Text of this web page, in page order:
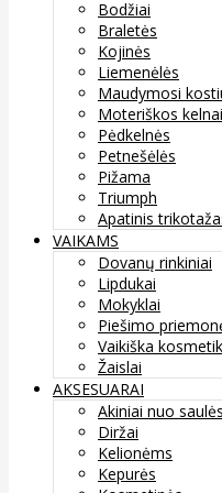
Bodžiai
Braletės
Kojinės
Liemenėlės
Maudymosi
Moteriškos
Pėdkelnės
Petnešėlės
Pižama
Triumph
Apatinis
VAIKAMS
Dovanų rinkiniai
Lipdukai
Mokyklai
Piešimo
Vaikiška
Žaislai
AKSESUARAI
Akiniai nuo
Diržai
Kelionėms
Kepurės